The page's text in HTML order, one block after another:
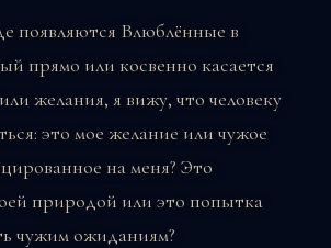
появляются Влюблённые в
прямо или косвенно касается
желания, я вижу, что человеку
это мое желание или чужое
на меня? Это
природой или это попытка
чужим ожиданиям?